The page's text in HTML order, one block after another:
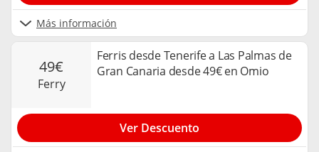
Más información
49€
ferry
Ferris desde Tenerife a Las Palmas de
Gran Canaria desde 49€ en Omio
Ver Descuento